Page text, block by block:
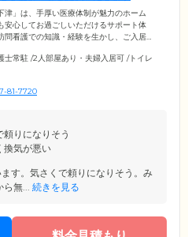
津」は、手厚い医療体制が魅力のホーム
安心してお過ごしいただけるサポート体
問看護での知識・経験を生かし、ご入居
り暮らしの生活に不安を感じておられる
ってしまっているご家族様など、どな
システム作りに取り組んでいます。
士常駐 /2人部屋あり・夫婦入居可 /トイレ
81-7720
頼りになりそう
換気が悪い
す。気さくで頼りになりそう。み
ら無... 続きを見る